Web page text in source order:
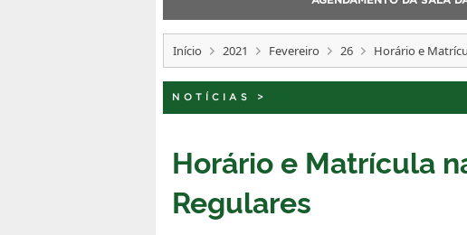
Início 2021 Fevereiro 26 Horário e
NOTÍCIAS >
Horário e Matrícula
Regulares